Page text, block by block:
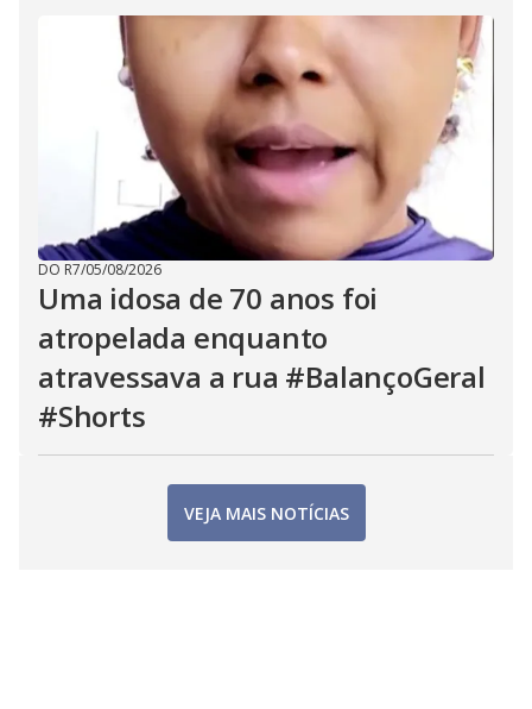
DO R7/05/08/2026
Uma idosa de 70 anos foi
atropelada enquanto
atravessava a rua #BalançoGeral
#Shorts
VEJA MAIS NOTÍCIAS